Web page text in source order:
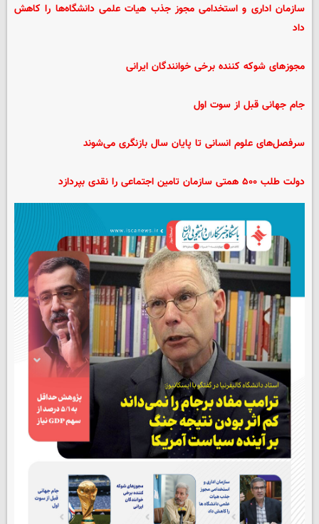
سازمان اداری و استخدامی مجوز جذب هیات علمی دانشگاه‌ها را کاهش
داد
مجوزهای شوکه کننده برخی خوانندگان ایرانی
جام جهانی قبل از سوت اول
سرفصل‌های علوم انسانی تا پایان سال بازنگری می‌شوند
دولت طلب ۵۰۰ همتی سازمان تامین اجتماعی را نقدی بپردازد